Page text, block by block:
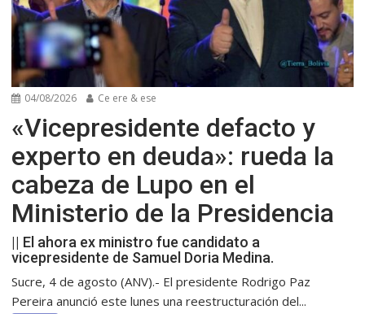
04/08/2026 Ce ere & ese
«Vicepresidente defacto y
experto en deuda»: rueda la
cabeza de Lupo en el
Ministerio de la Presidencia
|| El ahora ex ministro fue candidato a
vicepresidente de Samuel Doria Medina.
Sucre, 4 de agosto (ANV).- El presidente Rodrigo Paz
Pereira anunció este lunes una reestructuración del...